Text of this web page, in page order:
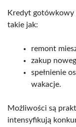
Kredyt gotówkowy
takie jak:
remont
zakup
spełnienie
wakacje.
Możliwości są
intensyfikują